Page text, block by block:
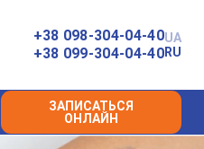
+38 098-304-04-40
+38 099-304-04-40
UA
RU
ЗАПИСАТЬСЯ
ОНЛАЙН